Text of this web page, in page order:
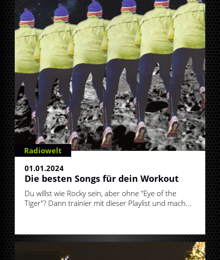
Radiowelt
01.01.2024
Die besten Songs für dein Workout
Du willst wie Rocky sein, aber ohne "Eye of the
Tiger"? Dann trainier mit dieser Playlist und mach...